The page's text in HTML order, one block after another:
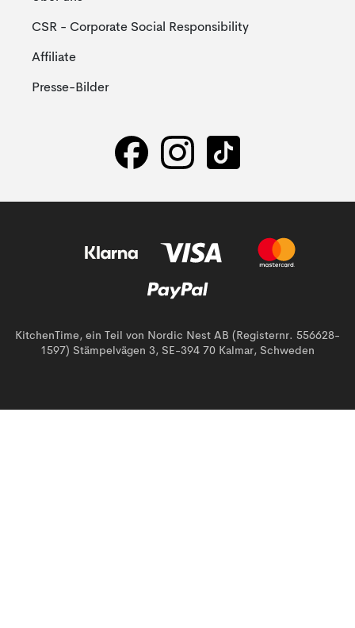
CSR - Corporate Social Responsibility
Affiliate
Presse-Bilder
KitchenTime, ein Teil von Nordic Nest AB (Registernr. 556628-
1597) Stämpelvägen 3, SE-394 70 Kalmar, Schweden